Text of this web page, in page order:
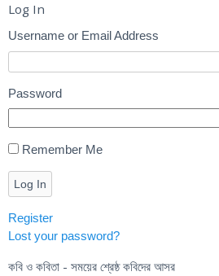
Log In
Username or Email Address
Password
Remember Me
Log In
Register
Lost your password?
কবি ও কবিতা - সময়ের শ্রেষ্ঠ কবিদের আসর